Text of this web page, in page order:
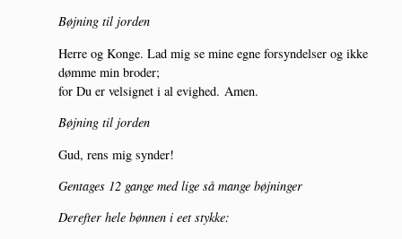
Bøj­ning til jorden
Her­re og Kon­ge. Lad mig se mine egne for­syn­del­ser og ikke
døm­me min broder;
for Du er vel­sig­net i al evig­hed. Amen.
Bøj­ning til jorden
Gud, rens mig synder!
Gen­ta­ges 12 gan­ge med lige så man­ge bøjninger
Der­ef­ter hele bøn­nen i eet stykke: